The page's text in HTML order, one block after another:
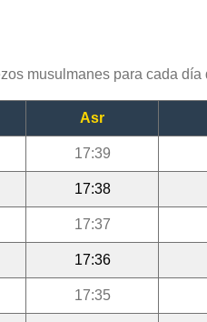
musulmanes para cada día
Asr
17:39
17:38
17:37
17:36
17:35